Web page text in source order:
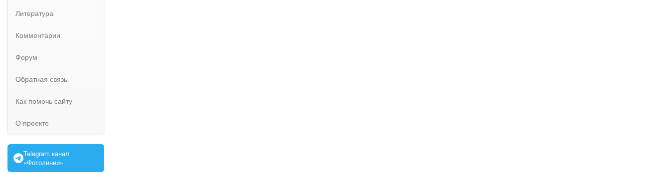
Литература
Комментарии
Форум
Обратная связь
Как помочь сайту
О проекте
Telegram канал
«Фотолинии»